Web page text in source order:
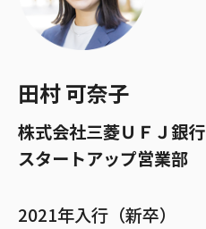
田村 可奈子
株式会社三菱ＵＦＪ銀行
スタートアップ営業部
2021年入行（新卒）